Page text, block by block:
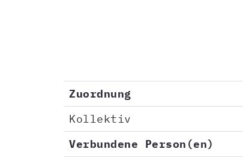
Zuordnung
Kollektiv
Verbundene Person(en)